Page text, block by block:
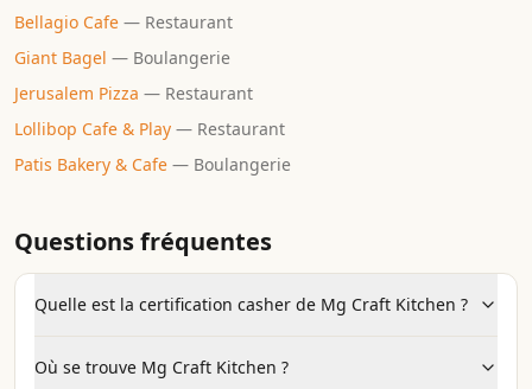
Bellagio Cafe — Restaurant
Giant Bagel — Boulangerie
Jerusalem Pizza — Restaurant
Lollibop Cafe & Play — Restaurant
Patis Bakery & Cafe — Boulangerie
Questions fréquentes
Quelle est la certification casher de Mg Craft Kitchen ?
Où se trouve Mg Craft Kitchen ?